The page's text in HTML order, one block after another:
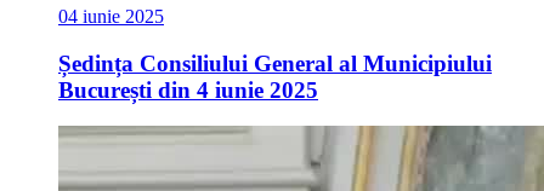
04 iunie 2025
Ședința Consiliului General al Municipiului
București din 4 iunie 2025